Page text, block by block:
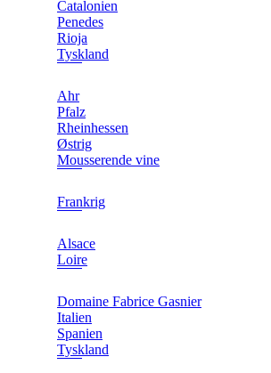
Catalonien
Penedes
Rioja
Tyskland
Ahr
Pfalz
Rheinhessen
Østrig
Mousserende vine
Frankrig
Alsace
Loire
Domaine Fabrice Gasnier
Italien
Spanien
Tyskland